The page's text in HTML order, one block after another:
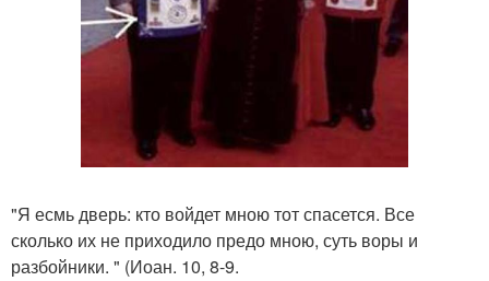
"Я есмь дверь: кто войдет мною тот спасется. Все
сколько их не приходило предо мною, суть воры и
разбойники. " (Иоан. 10, 8-9.